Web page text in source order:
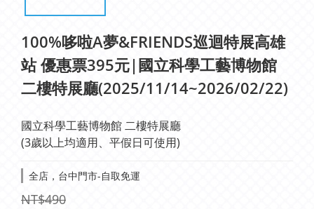
100%哆啦A夢&FRIENDS巡迴特展高雄
站 優惠票395元|國立科學工藝博物館
二樓特展廳(2025/11/14~2026/02/22)
國立科學工藝博物館 二樓特展廳
(3歲以上均適用、平假日可使用)
全店，台中門市-自取免運
NT$490